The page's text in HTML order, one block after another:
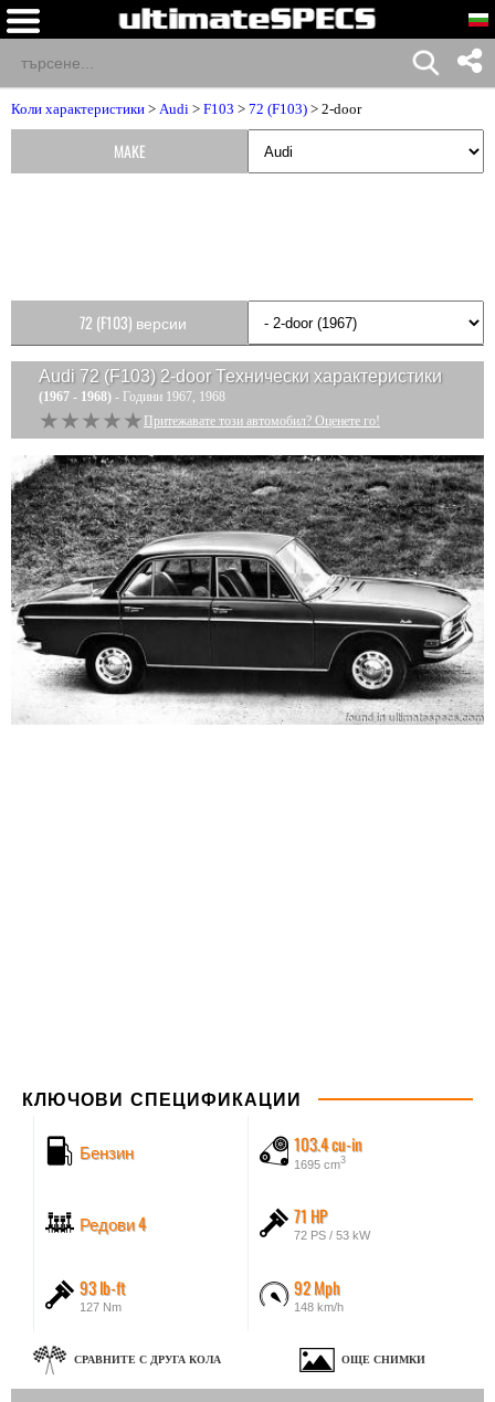
Коли характеристики > Audi > F103 > 72 (F103) > 2-door
Audi 72 (F103) 2-doorТехнически характеристики
(1967 - 1968) - Години 1967, 1968
★★★★★
★★★★★ Притежавате този автомобил? Оценете го!
КЛЮЧОВИ СПЕЦИФИКАЦИИ
Бензин 103.4 cu-in
1695 cm3
Редови 4 71 HP
72 PS / 53 kW
93 lb-ft
127 Nm
92 Mph
148 km/h
СРАВНИТЕ С ДРУГА КОЛА ОЩЕ СНИМКИ
MAKE
72 (F103) версии